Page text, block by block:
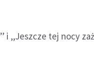
i „Jeszcze tej nocy